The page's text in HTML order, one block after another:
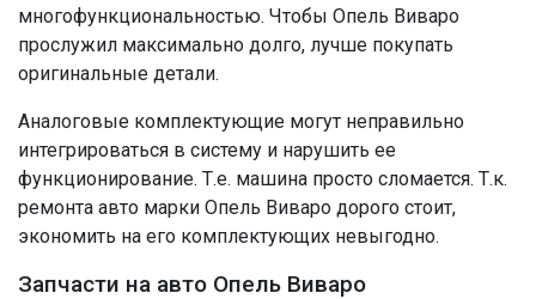
многофункциональностью. Чтобы Опель Виваро
прослужил максимально долго, лучше покупать
оригинальные детали.
Аналоговые комплектующие могут неправильно
интегрироваться в систему и нарушить ее
функционирование. Т.е. машина просто сломается. Т.к.
ремонта авто марки Опель Виваро дорого стоит,
экономить на его комплектующих невыгодно.
Запчасти на авто Опель Виваро